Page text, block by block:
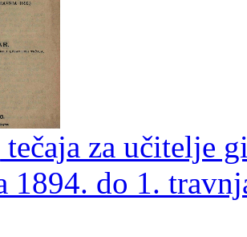
za učitelje
1894. do 1.